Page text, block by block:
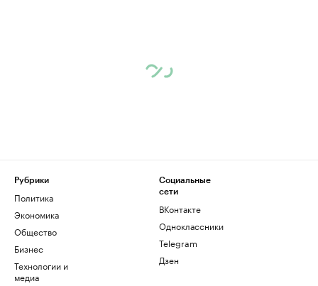
Рубрики
Политика
Экономика
Общество
Бизнес
Технологии и
медиа
Социальные
сети
ВКонтакте
Одноклассники
Telegram
Дзен